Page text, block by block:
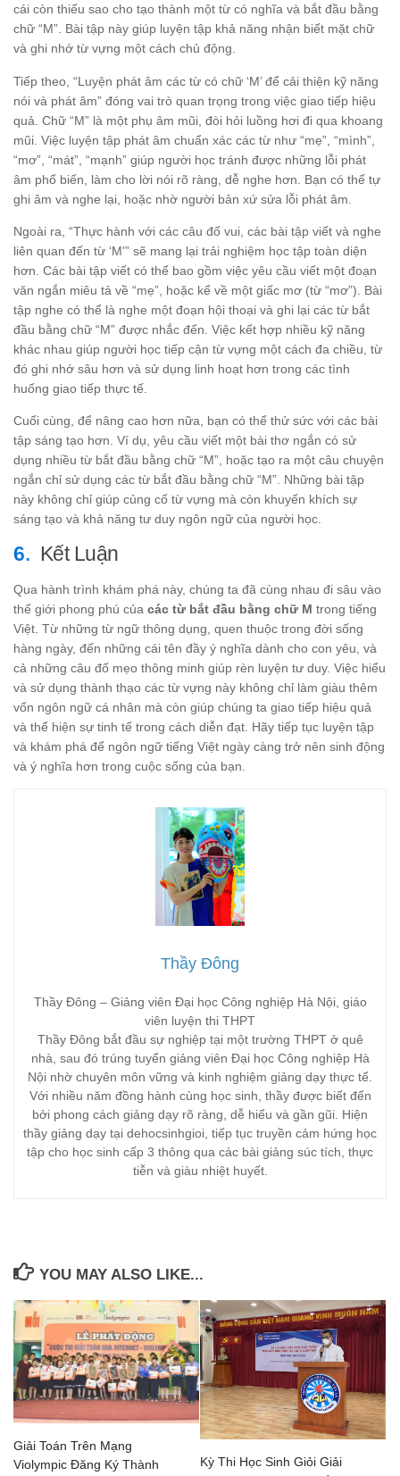
cái còn thiếu sao cho tạo thành một từ có nghĩa và bắt đầu bằng
chữ “M”. Bài tập này giúp luyện tập khả năng nhận biết mặt chữ
và ghi nhớ từ vựng một cách chủ động.
Tiếp theo, “Luyện phát âm các từ có chữ ‘M’ để cải thiện kỹ năng
nói và phát âm” đóng vai trò quan trọng trong việc giao tiếp hiệu
quả. Chữ “M” là một phụ âm mũi, đòi hỏi luồng hơi đi qua khoang
mũi. Việc luyện tập phát âm chuẩn xác các từ như “mẹ”, “mình”,
“mơ”, “mát”, “mạnh” giúp người học tránh được những lỗi phát
âm phổ biến, làm cho lời nói rõ ràng, dễ nghe hơn. Bạn có thể tự
ghi âm và nghe lại, hoặc nhờ người bản xứ sửa lỗi phát âm.
Ngoài ra, “Thực hành với các câu đố vui, các bài tập viết và nghe
liên quan đến từ ‘M'” sẽ mang lại trải nghiệm học tập toàn diện
hơn. Các bài tập viết có thể bao gồm việc yêu cầu viết một đoạn
văn ngắn miêu tả về “mẹ”, hoặc kể về một giấc mơ (từ “mơ”). Bài
tập nghe có thể là nghe một đoạn hội thoại và ghi lại các từ bắt
đầu bằng chữ “M” được nhắc đến. Việc kết hợp nhiều kỹ năng
khác nhau giúp người học tiếp cận từ vựng một cách đa chiều, từ
đó ghi nhớ sâu hơn và sử dụng linh hoạt hơn trong các tình
huống giao tiếp thực tế.
Cuối cùng, để nâng cao hơn nữa, bạn có thể thử sức với các bài
tập sáng tạo hơn. Ví dụ, yêu cầu viết một bài thơ ngắn có sử
dụng nhiều từ bắt đầu bằng chữ “M”, hoặc tạo ra một câu chuyện
ngắn chỉ sử dụng các từ bắt đầu bằng chữ “M”. Những bài tập
này không chỉ giúp củng cố từ vựng mà còn khuyến khích sự
sáng tạo và khả năng tư duy ngôn ngữ của người học.
Kết Luận
Qua hành trình khám phá này, chúng ta đã cùng nhau đi sâu vào
thế giới phong phú của các từ bắt đầu bằng chữ M trong tiếng
Việt. Từ những từ ngữ thông dụng, quen thuộc trong đời sống
hàng ngày, đến những cái tên đầy ý nghĩa dành cho con yêu, và
cả những câu đố mẹo thông minh giúp rèn luyện tư duy. Việc hiểu
và sử dụng thành thạo các từ vựng này không chỉ làm giàu thêm
vốn ngôn ngữ cá nhân mà còn giúp chúng ta giao tiếp hiệu quả
và thể hiện sự tinh tế trong cách diễn đạt. Hãy tiếp tục luyện tập
và khám phá để ngôn ngữ tiếng Việt ngày càng trở nên sinh động
và ý nghĩa hơn trong cuộc sống của bạn.
Thầy Đông
Thầy Đông – Giảng viên Đại học Công nghiệp Hà Nội, giáo
viên luyện thi THPT
Thầy Đông bắt đầu sự nghiệp tại một trường THPT ở quê
nhà, sau đó trúng tuyển giảng viên Đại học Công nghiệp Hà
Nội nhờ chuyên môn vững và kinh nghiệm giảng dạy thực tế.
Với nhiều năm đồng hành cùng học sinh, thầy được biết đến
bởi phong cách giảng dạy rõ ràng, dễ hiểu và gần gũi. Hiện
thầy giảng dạy tại dehocsinhgioi, tiếp tục truyền cảm hứng học
tập cho học sinh cấp 3 thông qua các bài giảng súc tích, thực
tiễn và giàu nhiệt huyết.
YOU MAY ALSO LIKE...
Giải Toán Trên Mạng
Violympic Đăng Ký Thành
Kỳ Thi Học Sinh Giỏi Giải